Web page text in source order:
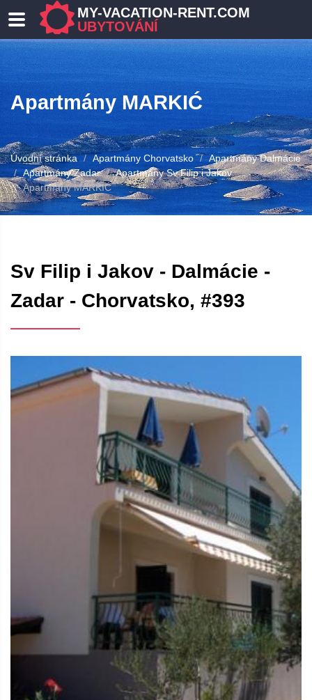
MY-VACATION-RENT.COM
UBYTOVÁNÍ
Apartmány MARKIĆ
Úvodní stránka Apartmány Chorvatsko
Apartmány Dalmácie
Apartmány Zadar
Apartmány Sv Filip i Jakov
Apartmány MARKIĆ
Sv Filip i Jakov - Dalmácie -
Zadar - Chorvatsko, #393